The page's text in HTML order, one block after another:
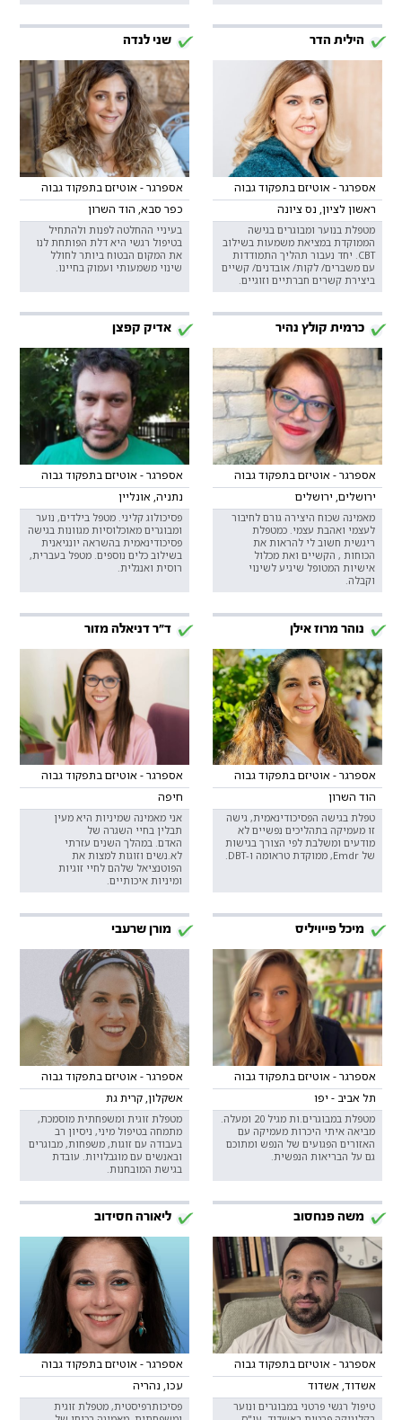
הילית הדר
אספרגר - אוטיזם בתפקוד גבוה
ראשון לציון, נס ציונה
מטפלת בנוער ומבוגרים בגישה
הממוקדת במציאת משמעות בשילוב
CBT. יחד נעבור תהליך התמודדות
עם משברים/ לקות/ אובדנים/ קשיים
ביצירת קשרים חברתיים וזוגיים.
שני לנדה
אספרגר - אוטיזם בתפקוד גבוה
כפר סבא, הוד השרון
בעיניי ההחלטה לפנות ולהתחיל
בטיפול רגשי היא דלת הפותחת לנו
את המקום הבטוח ביותר לחולל
שינוי משמעותי ועמוק בחיינו.
כרמית קולץ נהיר
אספרגר - אוטיזם בתפקוד גבוה
ירושלים, ירושלים
מאמינה שכוח היצירה גורם לחיבור
לעצמי ואהבת עצמי. כמטפלת
ריגשית חשוב לי להראות את
הכוחות , הקשיים ואת מכלול
אישיות המטופל שיגיע לשינוי
וקבלה.
אדיק קפצן
אספרגר - אוטיזם בתפקוד גבוה
נתניה, אונליין
פסיכולוג קליני. מטפל בילדים, נוער
ומבוגרים מאוכלוסיות מגוונות בגישה
פסיכודינאמית בהשראה יונגיאנית
בשילוב כלים נוספים. מטפל בעברית,
רוסית ואנגלית.
נוהר מרוז אילן
אספרגר - אוטיזם בתפקוד גבוה
הוד השרון
טפלת בגישה הפסיכודינאמית, גישה
זו מעמיקה בתהליכים נפשיים לא
מודעים ומשלבת לפי הצורך בגישות
של Emdr, ממוקדת טראומה ו-DBT.
ד"ר דניאלה מזור
אספרגר - אוטיזם בתפקוד גבוה
חיפה
אני מאמינה שמיניות היא מעין
תבלין בחיי השגרה של
האדם. במהלך השנים עזרתי
לא.נשים וזוגות למצות את
הפוטנציאל שלהם לחיי זוגיות
ומיניות איכותיים.
מיכל פייויליס
אספרגר - אוטיזם בתפקוד גבוה
תל אביב - יפו
מטפלת במבוגרים.ות מגיל 20 ומעלה.
מביאה איתי היכרות מעמיקה עם
האזורים הפגועים של הנפש ומתוכם
גם על הבריאות הנפשית.
מורן שרעבי
אספרגר - אוטיזם בתפקוד גבוה
אשקלון, קרית גת
מטפלת זוגית ומשפחתית מוסמכת,
מתמחה בטיפול מיני, ניסיון רב
בעבודה עם זוגות, משפחות, מבוגרים
ובאנשים עם מוגבלויות. עובדת
בגישת המובחנות.
משה פנחסוב
אספרגר - אוטיזם בתפקוד גבוה
אשדוד, אשדוד
טיפול רגשי פרטני במבוגרים ונוער
ליאורה חסידוב
אספרגר - אוטיזם בתפקוד גבוה
עכו, נהריה
פסיכותרפיסטית, מטפלת זוגית